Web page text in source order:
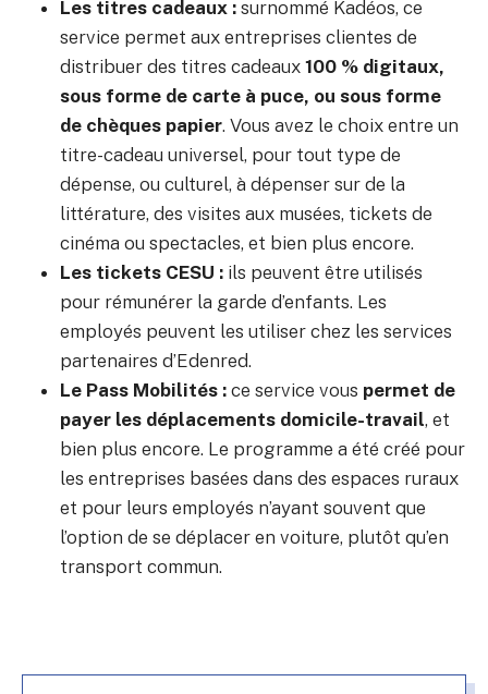
Les titres cadeaux : surnommé Kadéos, ce
service permet aux entreprises clientes de
distribuer des titres cadeaux 100 % digitaux,
sous forme de carte à puce, ou sous forme
de chèques papier. Vous avez le choix entre un
titre-cadeau universel, pour tout type de
dépense, ou culturel, à dépenser sur de la
littérature, des visites aux musées, tickets de
cinéma ou spectacles, et bien plus encore.
Les tickets CESU : ils peuvent être utilisés
pour rémunérer la garde d’enfants. Les
employés peuvent les utiliser chez les services
partenaires d’Edenred.
Le Pass Mobilités : ce service vous permet de
payer les déplacements domicile-travail, et
bien plus encore. Le programme a été créé pour
les entreprises basées dans des espaces ruraux
et pour leurs employés n’ayant souvent que
l’option de se déplacer en voiture, plutôt qu’en
transport commun.